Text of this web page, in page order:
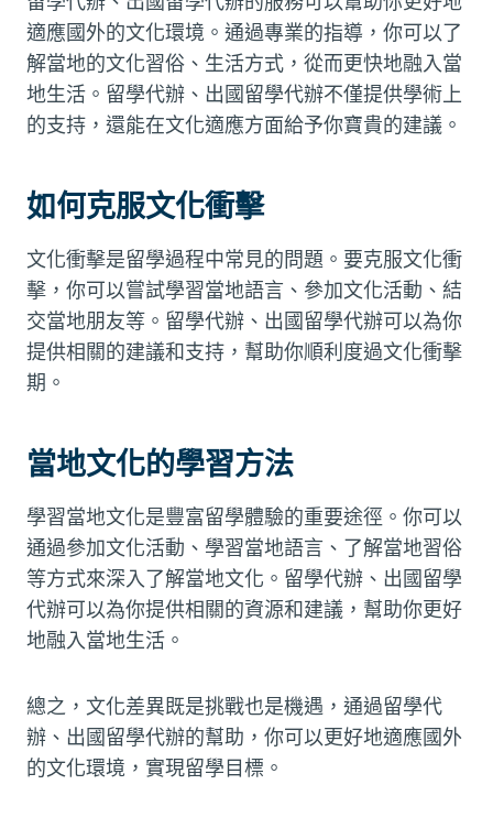
適應國外的文化環境。通過專業的指導，你可以了
解當地的文化習俗、生活方式，從而更快地融入當
地生活。留學代辦、出國留學代辦不僅提供學術上
的支持，還能在文化適應方面給予你寶貴的建議。
如何克服文化衝擊
文化衝擊是留學過程中常見的問題。要克服文化衝
擊，你可以嘗試學習當地語言、參加文化活動、結
交當地朋友等。留學代辦、出國留學代辦可以為你
提供相關的建議和支持，幫助你順利度過文化衝擊
期。
當地文化的學習方法
學習當地文化是豐富留學體驗的重要途徑。你可以
通過參加文化活動、學習當地語言、了解當地習俗
等方式來深入了解當地文化。留學代辦、出國留學
代辦可以為你提供相關的資源和建議，幫助你更好
地融入當地生活。
總之，文化差異既是挑戰也是機遇，通過留學代
辦、出國留學代辦的幫助，你可以更好地適應國外
的文化環境，實現留學目標。